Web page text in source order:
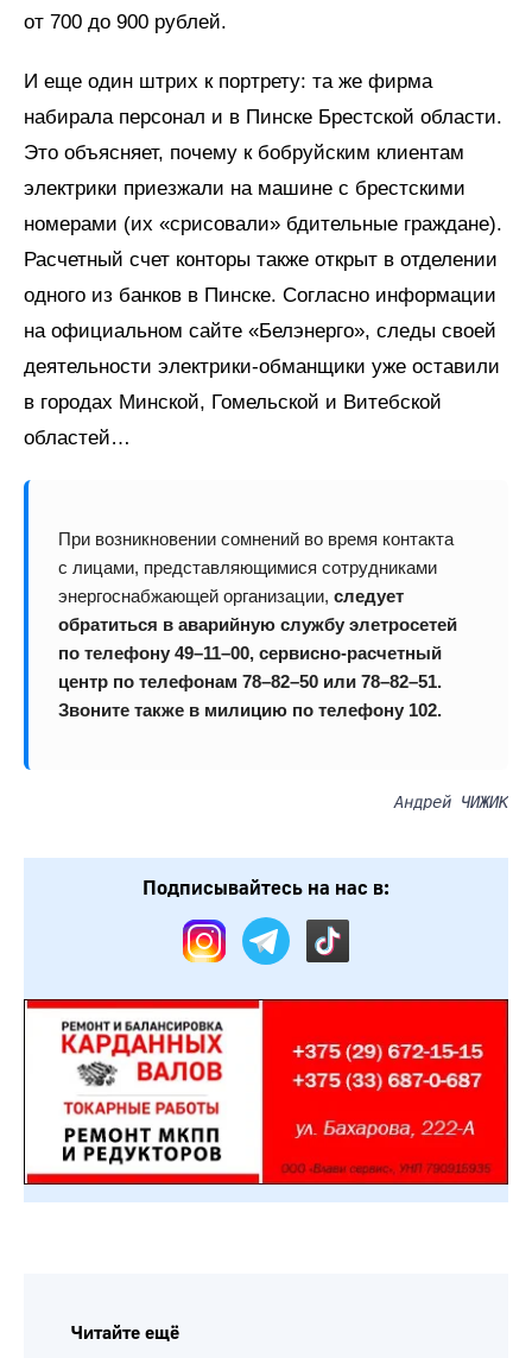
от 700 до 900 рублей.
И еще один штрих к портрету: та же фирма
набирала персонал и в Пинске Брестской области.
Это объясняет, почему к бобруйским клиентам
электрики приезжали на машине с брестскими
номерами (их «срисовали» бдительные граждане).
Расчетный счет конторы также открыт в отделении
одного из банков в Пинске. Согласно информации
на официальном сайте «Белэнерго», следы своей
деятельности электрики‑обманщики уже оставили
в городах Минской, Гомельской и Витебской
областей…
При возникновении сомнений во время контакта
с лицами, представляющимися сотрудниками
энергоснабжающей организации, следует
обратиться в аварийную службу элетросетей
по телефону 49–11–00, сервисно-расчетный
центр по телефонам 78–82–50 или 78–82–51.
Звоните также в милицию по телефону 102.
Андрей ЧИЖИК
Подписывайтесь на нас в:
Читайте ещё